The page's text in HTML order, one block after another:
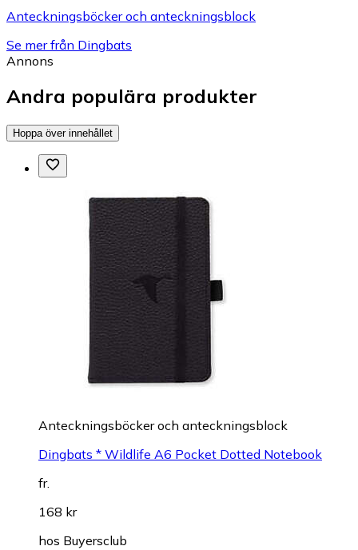
Anteckningsböcker och anteckningsblock
Se mer från Dingbats
Annons
Andra populära produkter
Hoppa över innehållet
Anteckningsböcker och anteckningsblock
Dingbats * Wildlife A6 Pocket Dotted Notebook
fr.
168 kr
hos Buyersclub